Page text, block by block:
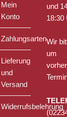
Mein
Konto
Zahlungsarten
Lieferung
und
Versand
Widerrufsbelehrung
und
18:30
Wir
um